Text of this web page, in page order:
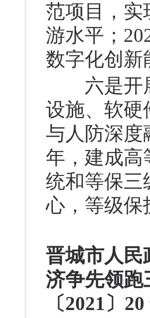
范项目，实
游水平；
数字化创新
六是开
设施、软硬
与人防深度
年，建成高
统和等保三
心，等级保
晋城市人民
济争先领跑
〔2021〕20